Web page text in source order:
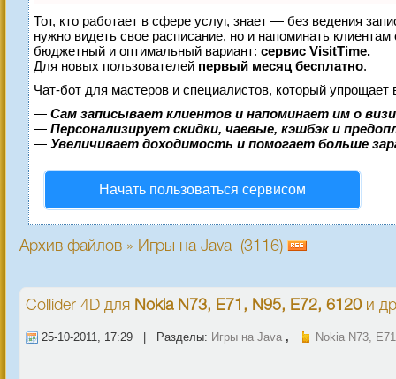
Тот, кто работает в сфере услуг, знает — без ведения
нужно видеть свое расписание, но и напоминать
бюджетный и оптимальный вариант: сервис VisitTime.
Для новых пользователей первый месяц бесплатно.
Чат-бот для мастеров и специалистов, который упрощает
— Сам записывает клиентов и напоминает им о
— Персонализирует скидки, чаевые, кэшбэк и
— Увеличивает доходимость и помогает больше
Начать пользоваться сервисом
Архив файлов » Игры на Java (3116)
Collider 4D для Nokia N73, E71, N95, E72, 6120и
25-10-2011, 17:29 | Разделы: Игры на Java , Nokia N73,